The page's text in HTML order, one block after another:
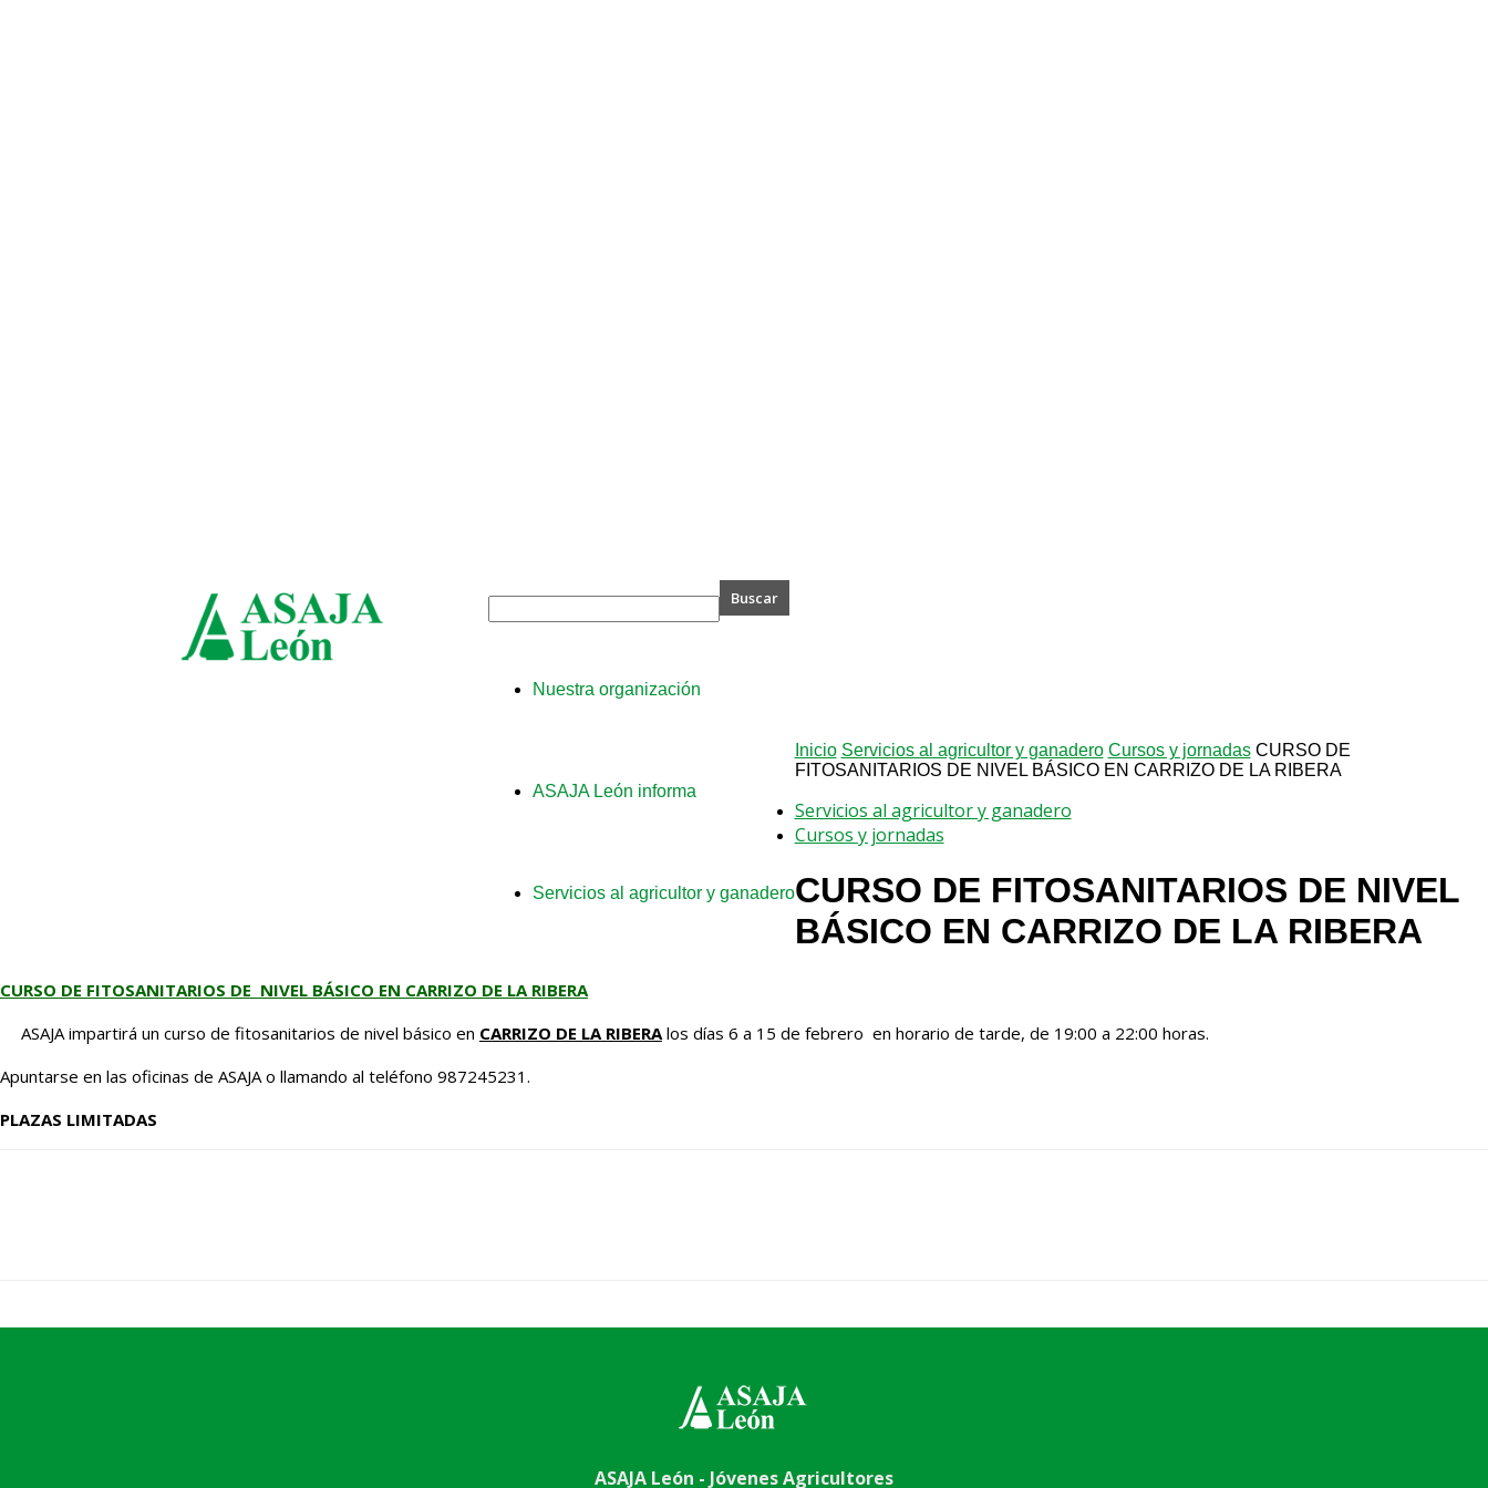
Nuestra organización
ASAJA León informa
Servicios al agricultor y ganadero
Inicio Servicios al agricultor y ganadero Cursos y jornadas CURSO DE
FITOSANITARIOS DE NIVEL BÁSICO EN CARRIZO DE LA RIBERA
Servicios al agricultor y ganadero
Cursos y jornadas
CURSO DE FITOSANITARIOS DE NIVEL
BÁSICO EN CARRIZO DE LA RIBERA
CURSO DE FITOSANITARIOS DE NIVEL BÁSICO EN CARRIZO DE LA RIBERA
ASAJA impartirá un curso de fitosanitarios de nivel básico en CARRIZO DE LA RIBERAlos días 6 a 15 de febrero en horario de tarde, de 19:00 a 22:00 horas.
Apuntarse en las oficinas de ASAJA o llamando al teléfono 987245231.
PLAZAS LIMITADAS
ASAJA León - Jóvenes Agricultores